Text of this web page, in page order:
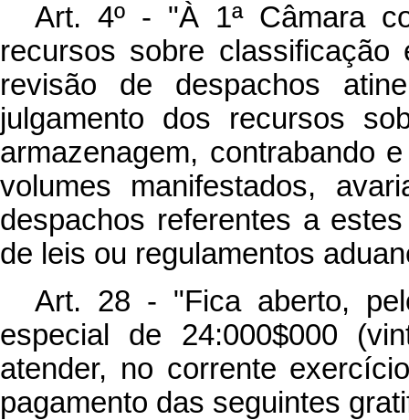
Art. 4º - "À 1ª Câmara
recursos sobre
revisão de despachos
julgamento dos recursos
armazenagem, contrabando
volumes manifestados,
despachos referentes a
de leis ou regulamentos
Art. 28 - "Fica aberto,
especial de 24:000$000
atender, no corrente
pagamento das seguintes